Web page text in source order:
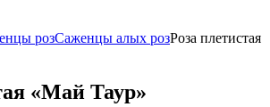
розСаженцы алых розРоза плетистая
«Май Таур»